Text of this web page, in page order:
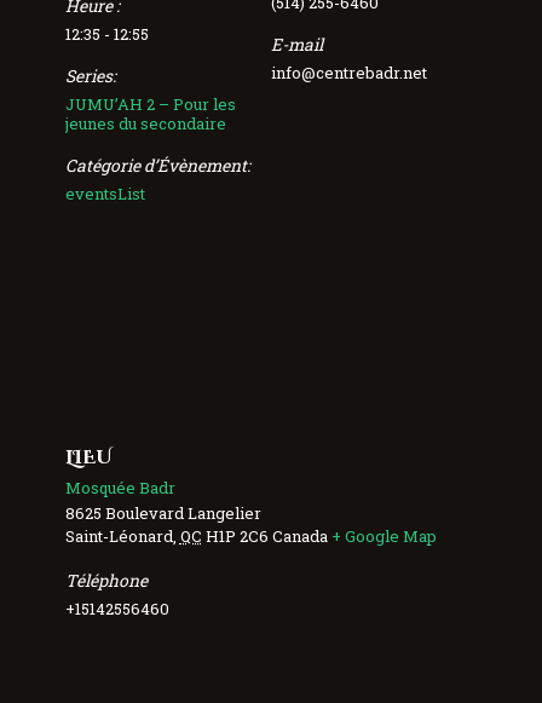
Heure :
12:35 - 12:55
Series:
JUMU’AH 2 – Pour les
jeunes du secondaire
Catégorie d’Évènement:
eventsList
E-mail
info@centrebadr.net
LIEU
Mosquée Badr
8625 Boulevard Langelier
Saint-Léonard QC H1P 2C6 Canada + Google Map
Téléphone
+15142556460